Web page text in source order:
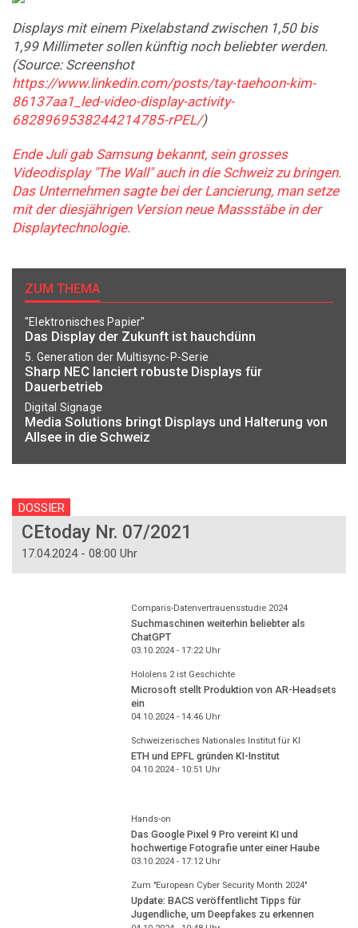
Displays mit einem Pixelabstand zwischen 1,50 bis
1,99 Millimeter sollen künftig noch beliebter werden.
(Source: Screenshot
https://www.linkedin.com/posts/tay-taehoon-kim-
86137aa1_led-video-display-activity-
6828969538244214785-rPEL/)
Ende Juli gab Samsung bekannt, sein grosses
Videodisplay "The Wall" auch in die Schweiz zu bringen.
Das Unternehmen sagte bei der Lancierung, man setze
mit der diesjährigen Version neue Massstäbe in der
Displaytechnologie.
ZUM THEMA
"Elektronisches Papier"
Das Display der Zukunft ist hauchdünn
5. Generation der Multisync-P-Serie
Sharp NEC lanciert robuste Displays für
Dauerbetrieb
Digital Signage
Media Solutions bringt Displays und Halterung von
Allsee in die Schweiz
DOSSIER
CEtoday Nr. 07/2021
17.04.2024 - 08:00 Uhr
Comparis-Datenvertrauensstudie 2024
Suchmaschinen weiterhin beliebter als
ChatGPT
03.10.2024 - 17:22Uhr
Hololens 2 ist Geschichte
Microsoft stellt Produktion von AR-Headsets
ein
04.10.2024 - 14:46Uhr
Schweizerisches Nationales Institut für KI
ETH und EPFL gründen KI-Institut
04.10.2024 - 10:51 Uhr
Hands-on
Das Google Pixel 9 Pro vereint KI und
hochwertige Fotografie unter einer Haube
03.10.2024 - 17:12Uhr
Zum "European Cyber Security Month 2024"
Update: BACS veröffentlicht Tipps für
Jugendliche, um Deepfakes zu erkennen